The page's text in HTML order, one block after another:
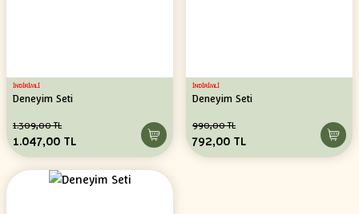
İNDİRİMLİ
Deneyim Seti
1.309,00 TL
1.047,00 TL
İNDİRİMLİ
Deneyim Seti
990,00 TL
792,00 TL